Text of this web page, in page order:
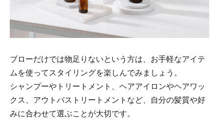
ブローだけでは物足りないという方は、お手軽なアイテ
ムを使ってスタイリングを楽しんでみましょう。
シャンプーやトリートメント、ヘアアイロンやヘアワッ
クス、アウトバストリートメントなど、自分の髪質や好
みに合わせて選ぶことが大切です。